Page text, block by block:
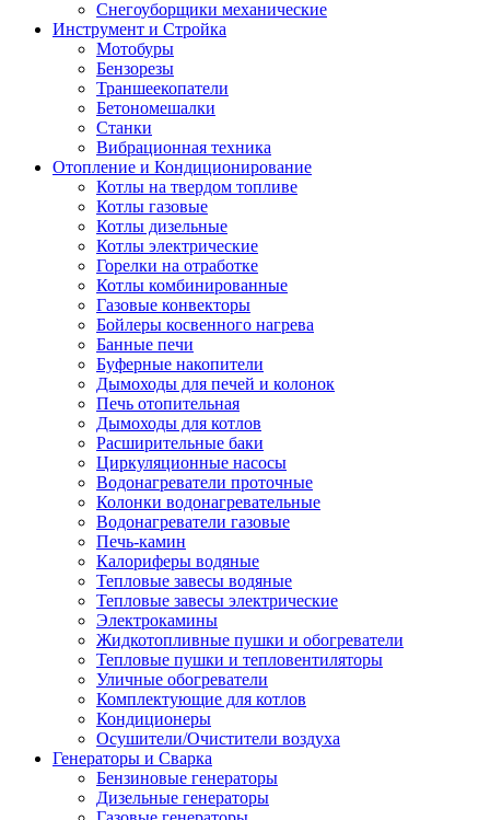
Снегоуборщики механические
Инструмент и Стройка
Мотобуры
Бензорезы
Траншеекопатели
Бетономешалки
Станки
Вибрационная техника
Отопление и Кондиционирование
Котлы на твердом топливе
Котлы газовые
Котлы дизельные
Котлы электрические
Горелки на отработке
Котлы комбинированные
Газовые конвекторы
Бойлеры косвенного нагрева
Банные печи
Буферные накопители
Дымоходы для печей и колонок
Печь отопительная
Дымоходы для котлов
Расширительные баки
Циркуляционные насосы
Водонагреватели проточные
Колонки водонагревательные
Водонагреватели газовые
Печь-камин
Калориферы водяные
Тепловые завесы водяные
Тепловые завесы электрические
Электрокамины
Жидкотопливные пушки и обогреватели
Тепловые пушки и тепловентиляторы
Уличные обогреватели
Комплектующие для котлов
Кондиционеры
Осушители/Очистители воздуха
Генераторы и Сварка
Бензиновые генераторы
Дизельные генераторы